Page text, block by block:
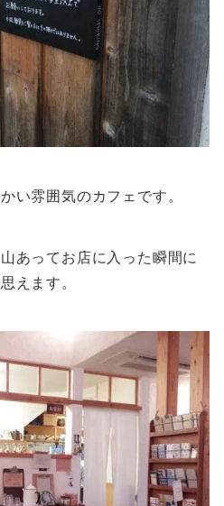
い雰囲気のカフェです。
あってお店に入った瞬間に
えます。